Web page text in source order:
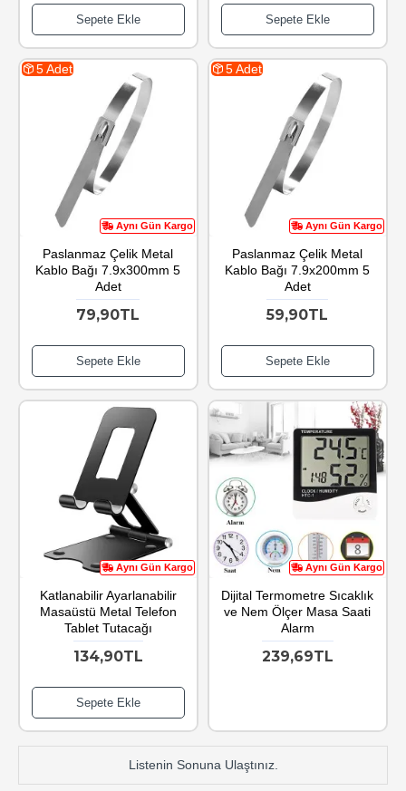
Sepete Ekle Sepete Ekle
Aynı Gün Kargo
5 Adet
Paslanmaz Çelik Metal
Kablo Bağı 7.9x300mm 5
Adet
79,90TL
Sepete Ekle
Aynı Gün Kargo
5 Adet
Paslanmaz Çelik Metal
Kablo Bağı 7.9x200mm 5
Adet
59,90TL
Sepete Ekle
Aynı Gün Kargo
Katlanabilir Ayarlanabilir
Masaüstü Metal Telefon
Tablet Tutacağı
134,90TL
Sepete Ekle
Aynı Gün Kargo
Dijital Termometre Sıcaklık
ve Nem Ölçer Masa Saati
Alarm
239,69TL
Listenin Sonuna Ulaştınız.